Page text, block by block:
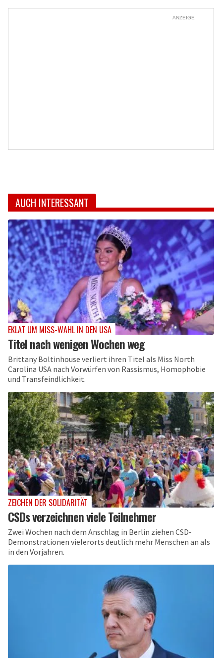
ANZEIGE
AUCH INTERESSANT
EKLAT UM MISS-WAHL IN DEN USA
Titel nach wenigen Wochen weg
Brittany Boltinhouse verliert ihren Titel als Miss North
Carolina USA nach Vorwürfen von Rassismus, Homophobie
und Transfeindlichkeit.
ZEICHEN DER SOLIDARITÄT
CSDs verzeichnen viele Teilnehmer
Zwei Wochen nach dem Anschlag in Berlin ziehen CSD-
Demonstrationen vielerorts deutlich mehr Menschen an als
in den Vorjahren.